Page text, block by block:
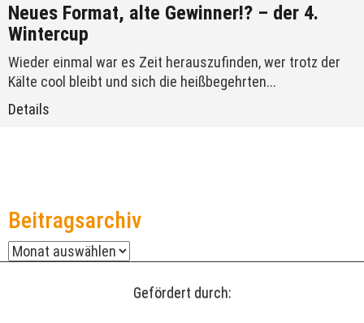
Neues Format, alte Gewinner!? – der 4.
Wintercup
Wieder einmal war es Zeit herauszufinden, wer trotz der
Kälte cool bleibt und sich die heißbegehrten...
Details
Beitragsarchiv
Beitragsarchiv
Gefördert durch: